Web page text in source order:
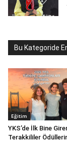
Bu Kategoride
Eğitim
YKS’de İlk Bine
Terakkililer